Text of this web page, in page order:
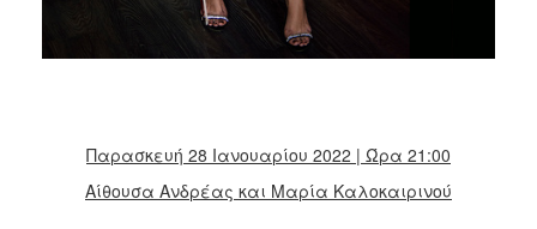
Παρασκευή 28 Ιανουαρίου 2022 | Ώρα 21:00
Αίθουσα Ανδρέας και Μαρία Καλοκαιρινού